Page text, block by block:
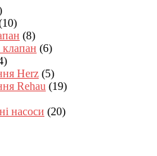
(8)
(6)
Herz (5)
Rehau (19)
насоси (20)